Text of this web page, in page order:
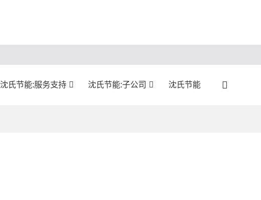
沈氏节能:服务支持 沈氏节能:子公司 沈氏节能